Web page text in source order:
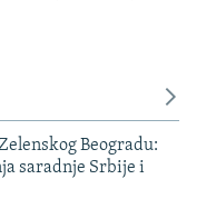
Beogradu:
saradnje Srbije i